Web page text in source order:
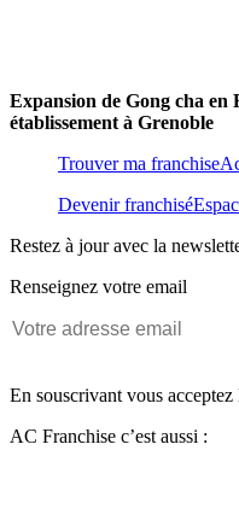
Expansion de Gong cha en
établissement à Grenoble
Trouver ma franchise
Devenir franchisé
Restez à jour avec la
Renseignez votre email
En souscrivant vous acceptez
AC Franchise c’est aussi :